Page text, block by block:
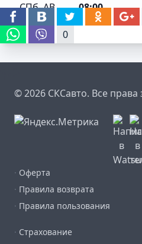
СПб, АВ 08:00
0
© 2026 СКСавто. Все
· Оферта
· Правила возврата
· Правила пользования
· Страхование